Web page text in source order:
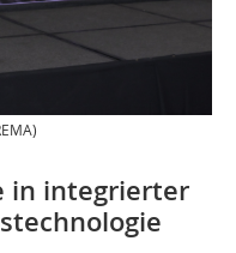
in integrierter